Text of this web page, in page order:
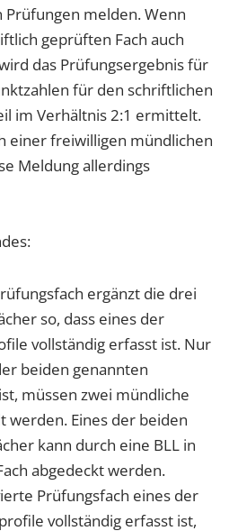
melden. Wenn
geprüften Fach auch
das Prüfungsergebnis für
für den schriftlichen
im Verhältnis 2:1 ermittelt.
einer freiwilligen mündlichen
Meldung allerdings
ergänzt die drei
so, dass eines der
vollständig erfasst ist. Nur
beiden genannten
müssen zwei mündliche
werden. Eines der beiden
kann durch eine BLL in
abgedeckt werden.
Prüfungsfach eines der
vollständig erfasst ist,